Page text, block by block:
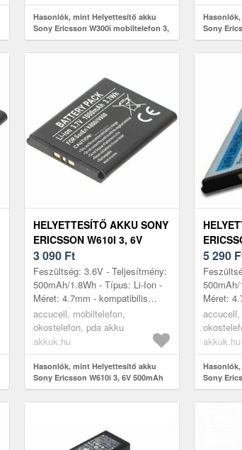
Hasonlók, mint Helyettesítő akku
Sony Ericsson W300i mobiltelefon 3,
6V 500mAh Li-Ion
Sony
Li-Ion
HELYETTESÍTŐ AKKU SONY
ERICSSON W610I 3, 6V
500MAH MOBILTELEFON LI-
ION
3 090 Ft
Feszültség: 3.6V - Teljesítmény:
500mAh/1.8Wh - Típus: Li-Ion -
Méret: 4.7mm - kompatibilis
modellek: W610i, Sony Ericsson
W610i, K810i, K800i, M60...
accucell, mobiltelefon,
okostelefon, pda akku
akkuk.hu
Hasonlók, mint Helyettesítő akku
Sony Ericsson W610i 3, 6V 500mAh
mobiltelefon Li-Ion
500MAH
5 290
Méret:
K800i,
akkuk.hu
Sony
BST-33